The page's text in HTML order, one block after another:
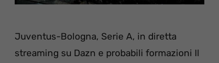
Juventus-Bologna, Serie A, in diretta
streaming su Dazn e probabili formazioni Il